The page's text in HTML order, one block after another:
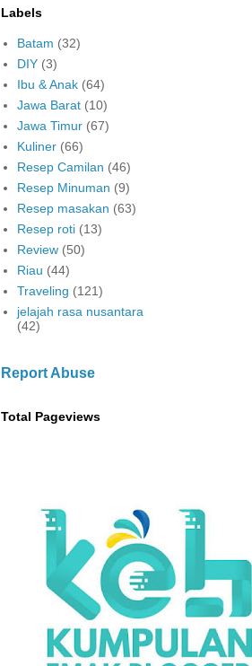
Labels
Batam (32)
DIY (3)
Ibu & Anak (64)
Jawa Barat (10)
Jawa Timur (67)
Kuliner (66)
Resep Camilan (46)
Resep Minuman (9)
Resep masakan (63)
Resep roti (13)
Review (50)
Riau (44)
Traveling (121)
jelajah rasa nusantara
(42)
Report Abuse
Total Pageviews